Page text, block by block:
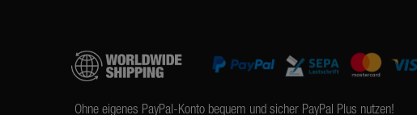
Ohne eigenes PayPal-Konto bequem und sicher PayPal Plus nutzen!